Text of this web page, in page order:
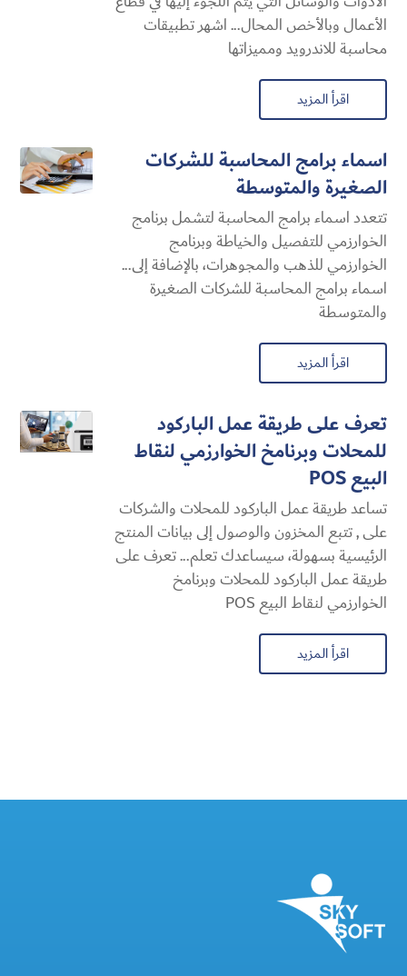
الأعمال وبالأخص المحال... اشهر تطبيقات
محاسبة للاندرويد ومميزاتها
اقرأ المزيد
اسماء برامج المحاسبة للشركات
الصغيرة والمتوسطة
تتعدد اسماء برامج المحاسبة لتشمل برنامج
الخوارزمي للتفصيل والخياطة وبرنامج
الخوارزمي للذهب والمجوهرات، بالإضافة إلى...
اسماء برامج المحاسبة للشركات الصغيرة
والمتوسطة
اقرأ المزيد
تعرف على طريقة عمل الباركود
للمحلات وبرنامخ الخوارزمي لنقاط
البيع POS
تساعد طريقة عمل الباركود للمحلات والشركات
على , تتبع المخزون والوصول إلى بيانات المنتج
الرئيسية بسهولة، سيساعدك تعلم... تعرف على
طريقة عمل الباركود للمحلات وبرنامخ
الخوارزمي لنقاط البيع POS
اقرأ المزيد